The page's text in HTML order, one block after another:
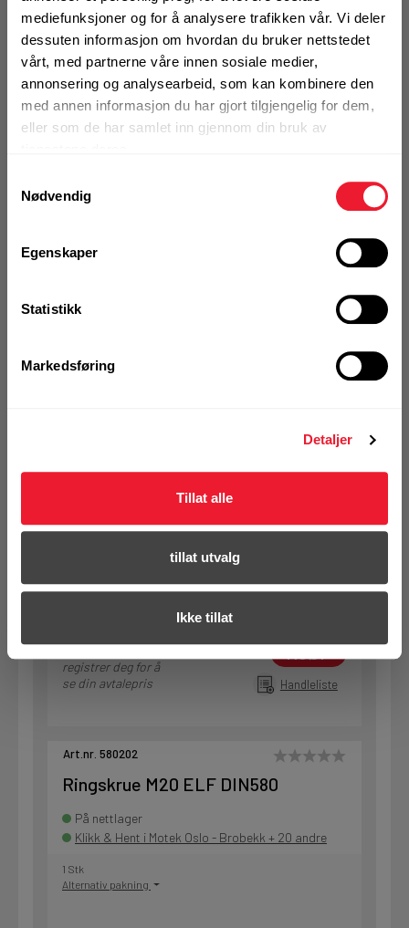
mediefunksjoner og for å analysere trafikken vår. Vi deler
dessuten informasjon om hvordan du bruker nettstedet
vårt, med partnerne våre innen sosiale medier,
annonsering og analysearbeid, som kan kombinere den
med annen informasjon du har gjort tilgjengelig for dem,
eller som de har samlet inn gjennom din bruk av
Nødvendig
Egenskaper
Statistikk
Markedsføring
Detaljer
Tillat alle
tillat utvalg
Ikke tillat
Logg inn eller
registrer deg for å
se din avtalepris
KJØP
Handleliste
Art.nr. 580102
På nettlager
1 Stk
Alternativ pakning
se din avtalepris
Handleliste
Ringskrue M12 ELF DIN580
Klikk & Hent i Motek Oslo - Brobekk + 26 andre
Logg inn eller
registrer deg for å
se din avtalepris
KJØP
Handleliste
Art.nr. 580202
Ringskrue M20 ELF DIN580
På nettlager
Klikk & Hent i Motek Oslo - Brobekk + 20 andre
1 Stk
Alternativ pakning